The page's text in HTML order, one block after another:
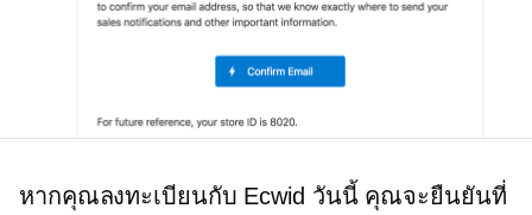
หากคุณลงทะเบียนกับ Ecwid วันนี้ คุณจะยืนยันที่